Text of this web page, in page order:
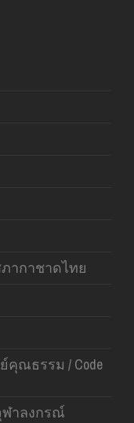
ากาชาดไทย
คุณธรรม / Code
าลงกรณ์